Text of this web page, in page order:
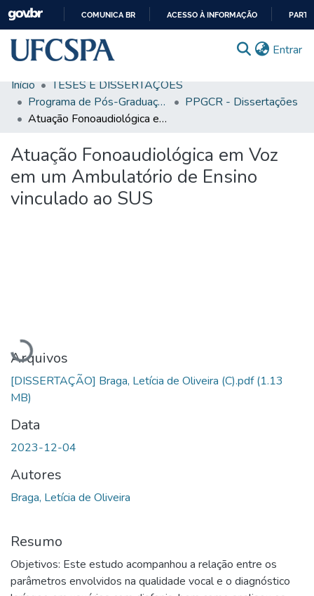
CONTEÚDO
COMUNICA BR ACESSO À INFORMAÇÃO
Entrar
Comunidades & Coleções
Busca Facetada
Estatísticas
Autoarquivamento
Sobre o RI-UFCSPA
Início
TESES E DISSERTAÇÕES
Programa de Pós-Graduação em Ciências da Reabilitação
PPGCR - Dissertações
Atuação Fonoaudiológica em Voz em um Ambulatório de Ensino vinculado ao SUS
Atuação Fonoaudiológica em Voz
em um Ambulatório de Ensino
vinculado ao SUS
Carregando...
Arquivos
[DISSERTAÇÃO] Braga, Letícia de Oliveira (C).pdf(1.13
MB)
Data
2023-12-04
Autores
Braga, Letícia de Oliveira
Resumo
Objetivos: Este estudo acompanhou a relação entre os
parâmetros envolvidos na qualidade vocal e o diagnóstico